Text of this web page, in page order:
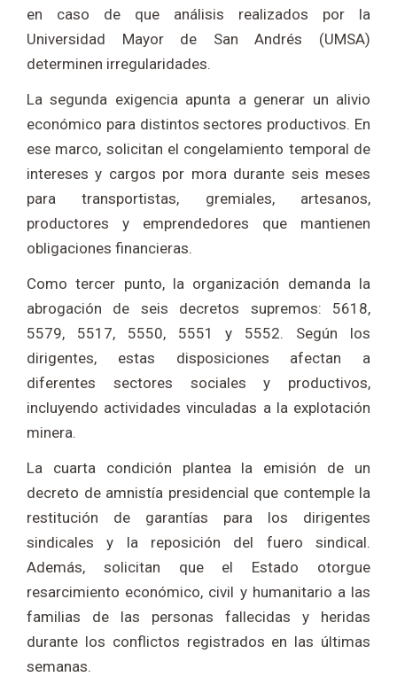
en caso de que análisis realizados por la
Universidad Mayor de San Andrés (UMSA)
determinen irregularidades.
La segunda exigencia apunta a generar un alivio
económico para distintos sectores productivos. En
ese marco, solicitan el congelamiento temporal de
intereses y cargos por mora durante seis meses
para transportistas, gremiales, artesanos,
productores y emprendedores que mantienen
obligaciones financieras.
Como tercer punto, la organización demanda la
abrogación de seis decretos supremos: 5618,
5579, 5517, 5550, 5551 y 5552. Según los
dirigentes, estas disposiciones afectan a
diferentes sectores sociales y productivos,
incluyendo actividades vinculadas a la explotación
minera.
La cuarta condición plantea la emisión de un
decreto de amnistía presidencial que contemple la
restitución de garantías para los dirigentes
sindicales y la reposición del fuero sindical.
Además, solicitan que el Estado otorgue
resarcimiento económico, civil y humanitario a las
familias de las personas fallecidas y heridas
durante los conflictos registrados en las últimas
semanas.